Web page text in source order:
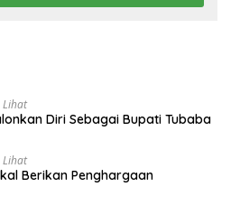
Lihat
Diri Sebagai Bupati Tubaba
Lihat
Berikan Penghargaan